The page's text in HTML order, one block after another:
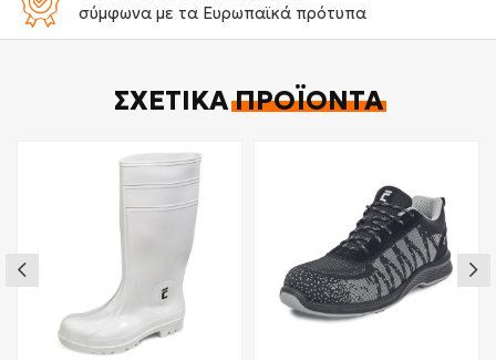
σύμφωνα με τα Ευρωπαϊκά πρότυπα
ΣΧΕΤΙΚΆΠΡΟΪΌΝΤΑ